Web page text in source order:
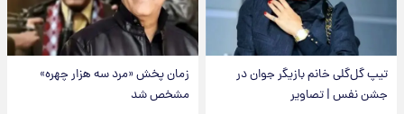
تیپ گل‌گلی خانم بازیگر جوان در
جشن نفس | تصاویر
زمان پخش «مرد سه هزار چهره»
مشخص شد